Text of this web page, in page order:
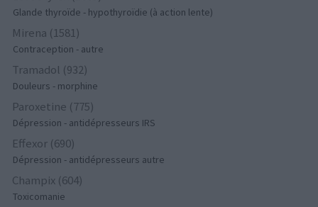
Glande thyroïde - hypothyroïdie (à action lente)
Mirena (1581)
Contraception - autre
Tramadol (932)
Douleurs - morphine
Paroxetine (775)
Dépression - antidépresseurs IRS
Effexor (690)
Dépression - antidépresseurs autre
Champix (604)
Toxicomanie